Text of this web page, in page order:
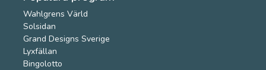
Wahlgrens Värld
Solsidan
Grand Designs Sverige
Lyxfällan
Bingolotto